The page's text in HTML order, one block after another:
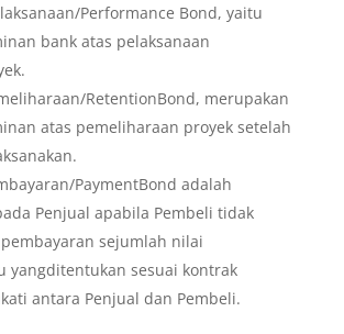
Performance Bond, yaitu
bank atas pelaksanaan
RetentionBond, merupakan
atas pemeliharaan proyek setelah
PaymentBond adalah
Penjual apabila Pembeli tidak
sejumlah nilai
yangditentukan sesuai kontrak
antara Penjual dan Pembeli.